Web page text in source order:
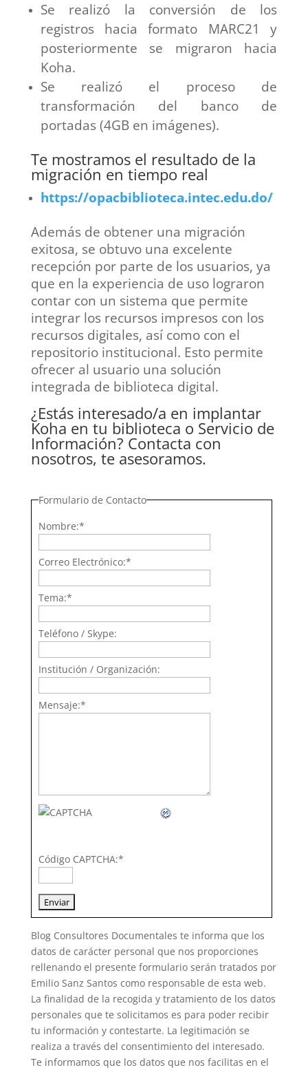
Se realizó la conversión de los
registros hacia formato MARC21 y
posteriormente se migraron hacia
Koha.
Se realizó el proceso de
transformación del banco de
portadas (4GB en imágenes).
Te mostramos el resultado de la
migración en tiempo real
https://opacbiblioteca.intec.edu.do/
Además de obtener una migración
exitosa, se obtuvo una excelente
recepción por parte de los usuarios, ya
que en la experiencia de uso lograron
contar con un sistema que permite
integrar los recursos impresos con los
recursos digitales, así como con el
repositorio institucional. Esto permite
ofrecer al usuario una solución
integrada de biblioteca digital.
¿Estás interesado/a en implantar
Koha en tu biblioteca o Servicio de
Información? Contacta con
nosotros, te asesoramos.
Formulario de Contacto
Nombre:*
Correo Electrónico:*
Tema:*
Teléfono / Skype:
Institución / Organización:
Mensaje:*
Código CAPTCHA:*
Blog Consultores Documentales te informa que los
datos de carácter personal que nos proporciones
rellenando el presente formulario serán tratados por
Emilio Sanz Santos como responsable de esta web.
La finalidad de la recogida y tratamiento de los datos
personales que te solicitamos es para poder recibir
tu información y contestarte. La legitimación se
realiza a través del consentimiento del interesado.
Te informamos que los datos que nos facilitas en el